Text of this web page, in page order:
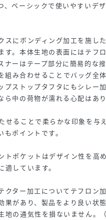
、ベーシックで使いやすいデ
スにボンディング加工を施し
す。本体生地の表面にはテフ
ナーはテープ部分に簡易的な
み合わせることでバッグ全
プストップタフタにもシレー
中の荷物が濡れる心配はあり
せることで柔らかな印象を与
ポイントです。
ポケットはデザイン性を高め
しています。
ター加工についてテフロン
があり、製品をより良い状態
地の通気性を損ないません。